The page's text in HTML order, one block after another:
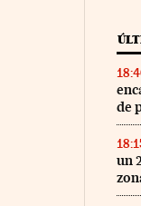
de
un